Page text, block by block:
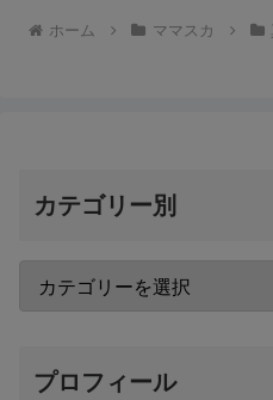
ホーム ママスカ
カテゴリー別
プロフィール